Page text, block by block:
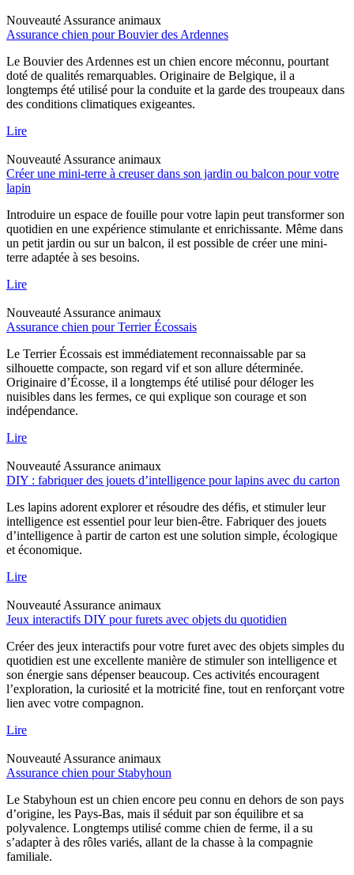
Nouveauté Assurance animaux
Assurance chien pour Bouvier des Ardennes
Le Bouvier des Ardennes est un chien encore méconnu, pourtant
doté de qualités remarquables. Originaire de Belgique, il a
longtemps été utilisé pour la conduite et la garde des troupeaux dans
des conditions climatiques exigeantes.
Lire
Nouveauté Assurance animaux
Créer une mini-terre à creuser dans son jardin ou balcon pour votre
lapin
Introduire un espace de fouille pour votre lapin peut transformer son
quotidien en une expérience stimulante et enrichissante. Même dans
un petit jardin ou sur un balcon, il est possible de créer une mini-
terre adaptée à ses besoins.
Lire
Nouveauté Assurance animaux
Assurance chien pour Terrier Écossais
Le Terrier Écossais est immédiatement reconnaissable par sa
silhouette compacte, son regard vif et son allure déterminée.
Originaire d’Écosse, il a longtemps été utilisé pour déloger les
nuisibles dans les fermes, ce qui explique son courage et son
indépendance.
Lire
Nouveauté Assurance animaux
DIY : fabriquer des jouets d’intelligence pour lapins avec du carton
Les lapins adorent explorer et résoudre des défis, et stimuler leur
intelligence est essentiel pour leur bien-être. Fabriquer des jouets
d’intelligence à partir de carton est une solution simple, écologique
et économique.
Lire
Nouveauté Assurance animaux
Jeux interactifs DIY pour furets avec objets du quotidien
Créer des jeux interactifs pour votre furet avec des objets simples du
quotidien est une excellente manière de stimuler son intelligence et
son énergie sans dépenser beaucoup. Ces activités encouragent
l’exploration, la curiosité et la motricité fine, tout en renforçant votre
lien avec votre compagnon.
Lire
Nouveauté Assurance animaux
Assurance chien pour Stabyhoun
Le Stabyhoun est un chien encore peu connu en dehors de son pays
d’origine, les Pays-Bas, mais il séduit par son équilibre et sa
polyvalence. Longtemps utilisé comme chien de ferme, il a su
s’adapter à des rôles variés, allant de la chasse à la compagnie
familiale.